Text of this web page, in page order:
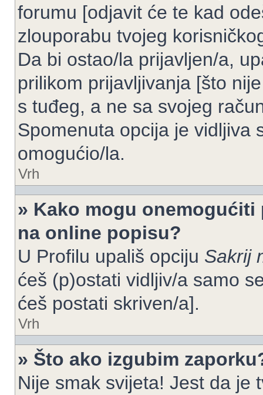
forumu [odjavit će te kad
zlouporabu tvojeg
Da bi ostao/la prijavljen/a,
prilikom prijavljivanja [što
s tuđeg, a ne sa svojeg
Spomenuta opcija je vidljiva
omogućio/la.
Vrh
» Kako mogu
na online popisu?
U Profilu upališ opciju Sakrij
ćeš (p)ostati vidljiv/a samo
ćeš postati skriven/a].
Vrh
» Što ako izgubim
Nije smak svijeta! Jest da je